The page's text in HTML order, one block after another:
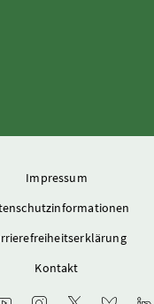
Impressum
Kontakt